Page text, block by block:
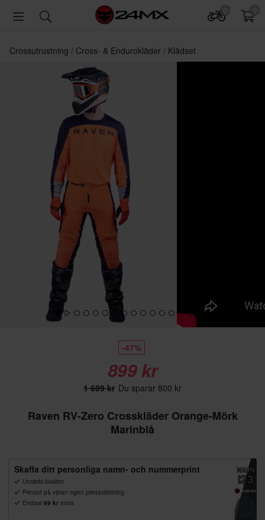
Crossutrustning Cross- & Endurokläder Klädset
-47%
899 kr
1 699 kr Du sparar 800 kr
Raven RV-Zero Crosskläder Orange-Mörk
Marinblå
Skaffa ditt personliga namn- och nummerprint
Utmärkt kvalitet
Printad på våran egen printavdelning
Endast 99 kr extra